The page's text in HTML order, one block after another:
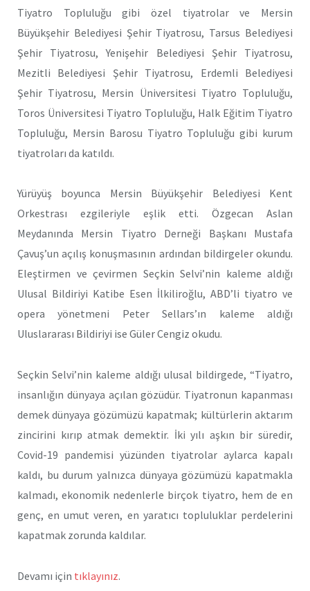
Tiyatro Topluluğu gibi özel tiyatrolar ve Mersin
Büyükşehir Belediyesi Şehir Tiyatrosu, Tarsus Belediyesi
Şehir Tiyatrosu, Yenişehir Belediyesi Şehir Tiyatrosu,
Mezitli Belediyesi Şehir Tiyatrosu, Erdemli Belediyesi
Şehir Tiyatrosu, Mersin Üniversitesi Tiyatro Topluluğu,
Toros Üniversitesi Tiyatro Topluluğu, Halk Eğitim Tiyatro
Topluluğu, Mersin Barosu Tiyatro Topluluğu gibi kurum
tiyatroları da katıldı.
Yürüyüş boyunca Mersin Büyükşehir Belediyesi Kent
Orkestrası ezgileriyle eşlik etti. Özgecan Aslan
Meydanında Mersin Tiyatro Derneği Başkanı Mustafa
Çavuş’un açılış konuşmasının ardından bildirgeler okundu.
Eleştirmen ve çevirmen Seçkin Selvi’nin kaleme aldığı
Ulusal Bildiriyi Katibe Esen İlkiliroğlu, ABD’li tiyatro ve
opera yönetmeni Peter Sellars’ın kaleme aldığı
Uluslararası Bildiriyi ise Güler Cengiz okudu.
Seçkin Selvi’nin kaleme aldığı ulusal bildirgede, “Tiyatro,
insanlığın dünyaya açılan gözüdür. Tiyatronun kapanması
demek dünyaya gözümüzü kapatmak; kültürlerin aktarım
zincirini kırıp atmak demektir. İki yılı aşkın bir süredir,
Covid-19 pandemisi yüzünden tiyatrolar aylarca kapalı
kaldı, bu durum yalnızca dünyaya gözümüzü kapatmakla
kalmadı, ekonomik nedenlerle birçok tiyatro, hem de en
genç, en umut veren, en yaratıcı topluluklar perdelerini
kapatmak zorunda kaldılar.
Devamı için tıklayınız.